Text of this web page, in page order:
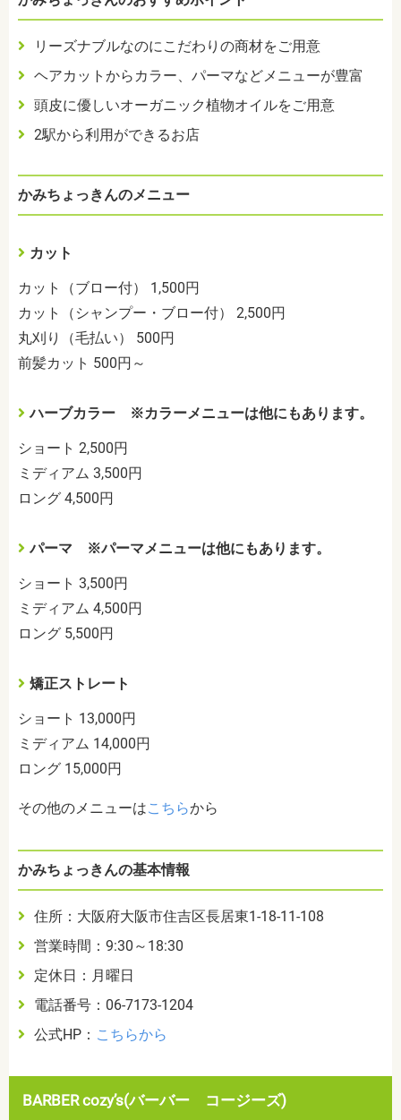
リーズナブルなのにこだわりの商材をご用意
ヘアカットからカラー、パーマなどメニューが豊富
頭皮に優しいオーガニック植物オイルをご用意
2駅から利用ができるお店
かみちょっきんのメニュー
カット
カット（ブロー付） 1,500円
カット（シャンプー・ブロー付） 2,500円
丸刈り（毛払い） 500円
前髪カット 500円～
ハーブカラー ※カラーメニューは他にもあります。
ショート 2,500円
ミディアム 3,500円
ロング 4,500円
パーマ ※パーマメニューは他にもあります。
ショート 3,500円
ミディアム 4,500円
ロング 5,500円
矯正ストレート
ショート 13,000円
ミディアム 14,000円
ロング 15,000円
その他のメニューはこちらから
かみちょっきんの基本情報
住所：大阪府大阪市住吉区長居東1-18-11-108
営業時間：9:30～18:30
定休日：月曜日
電話番号：06-7173-1204
公式HP： こちらから
BARBER cozy’s(バーバー コージーズ)